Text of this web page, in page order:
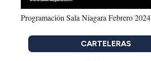
Programación Sala Niagara Febrero 2024
CARTELERAS